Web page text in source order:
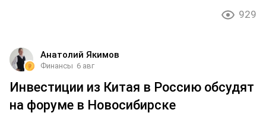
929
Анатолий Якимов
Финансы 6 авг
Инвестиции из Китая в Россию обсудят
на форуме в Новосибирске